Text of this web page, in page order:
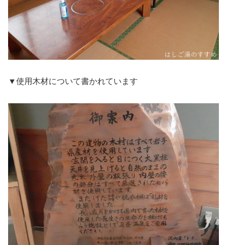
▼使用木材について書かれています